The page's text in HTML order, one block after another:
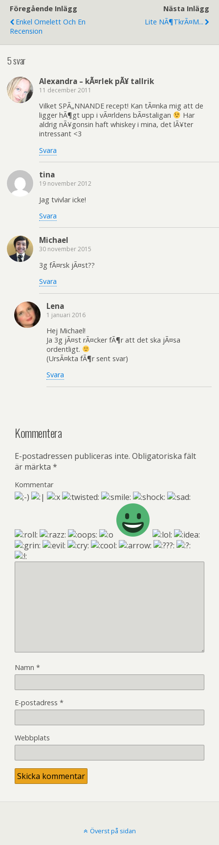
Föregående Inlägg
Enkel Omelett Och En
Recension
Nästa Inlägg
Lite NÃ¶tkrÃ¤m...
5 svar
Alexandra – kÃ¤rlek pÃ¥ tallrik
11 december 2011
Vilket SPÃ„NNANDE recept! Kan tÃ¤nka mig att de
ligger hÃ¶gt upp i vÃ¤rldens bÃ¤staligan
Har
aldrig nÃ¥gonsin haft whiskey i mina, det lÃ¥ter
intressant <3
Svara
tina
19 november 2012
Jag tvivlar icke!
Svara
Michael
30 november 2015
3g fÃ¤rsk jÃ¤st??
Svara
Lena
1 januari 2016
Hej Michael!
Ja 3g jÃ¤st rÃ¤cker fÃ¶r att det ska jÃ¤sa
ordentligt.
(UrsÃ¤kta fÃ¶r sent svar)
Svara
Kommentera
E-postadressen publiceras inte. Obligatoriska fält
är märkta *
Kommentar
Namn *
E-postadress *
Webbplats
Överst på sidan